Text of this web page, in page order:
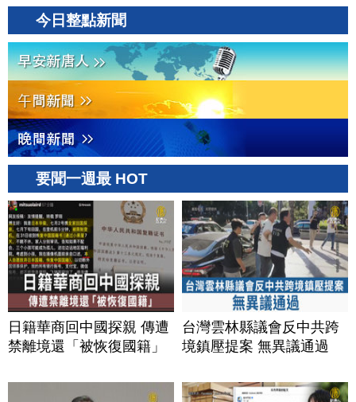
牌？台灣喜迎轉單！成關
鍵樞紐？｜#財經新聞
│20260805 (三)
今日整點新聞
要聞一週最 HOT
日籍華商回中國探親 傳遭
禁離境還「被恢復國籍」
台灣雲林縣議會反中共跨
境鎮壓提案 無異議通過